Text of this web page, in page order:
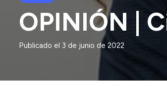
OPINIÓN |
Publicado el 3 de junio de 2022